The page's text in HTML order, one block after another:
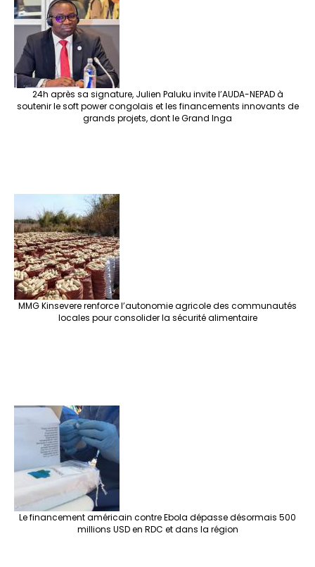
24h après sa signature, Julien Paluku invite l’AUDA-NEPAD à
soutenir le soft power congolais et les financements innovants de
grands projets, dont le Grand Inga
MMG Kinsevere renforce l’autonomie agricole des communautés
locales pour consolider la sécurité alimentaire
Le financement américain contre Ebola dépasse désormais 500
millions USD en RDC et dans la région